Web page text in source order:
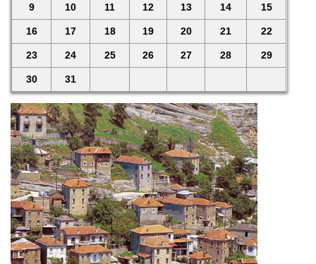
9 10 11 12 13 14 15
16 17 18 19 20 21 22
23 24 25 26 27 28 29
30 31